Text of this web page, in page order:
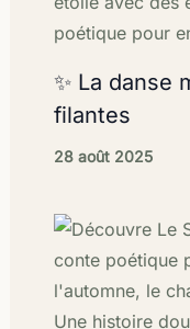
✨ La danse
filantes
28 août 2025